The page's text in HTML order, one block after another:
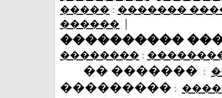
����� : �������
������ |
����������
�������� :
�� ������� :
��������� :